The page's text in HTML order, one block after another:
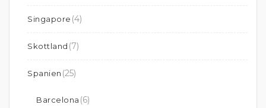
Singapore (4)
Skottland (7)
Spanien (25)
Barcelona (6)